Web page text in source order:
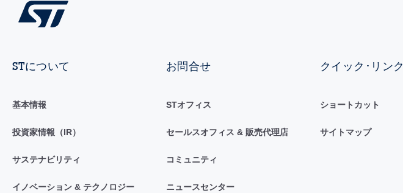
STについて
基本情報
投資家情報（IR）
サステナビリティ
イノベーション & テクノロジー
お問合せ
STオフィス
セールスオフィス & 販売代理店
コミュニティ
ニュースセンター
クイック･リンク
ショートカット
サイトマップ